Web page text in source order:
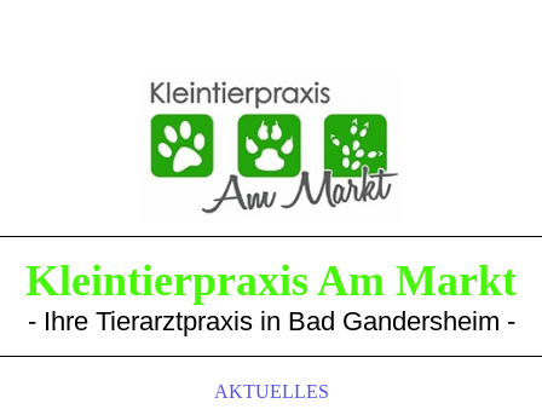
Kleintierpraxis Am Markt
- Ihre Tierarztpraxis in Bad Gandersheim -
AKTUELLES